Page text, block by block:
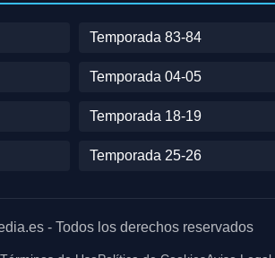
Temporada 83-84
Temporada 04-05
Temporada 18-19
Temporada 25-26
- Todos los derechos reservados